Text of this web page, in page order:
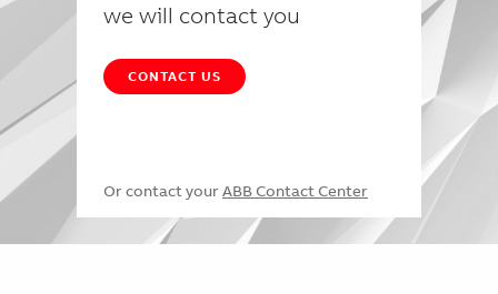
we will contact you
CONTACT US
Or contact your ABB Contact Center